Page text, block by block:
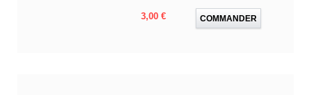
Prix
3,00 € COMMANDER